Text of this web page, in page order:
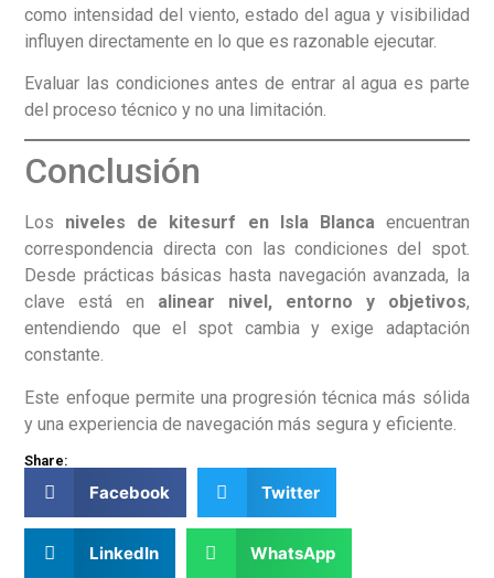
como intensidad del viento, estado del agua y visibilidad
influyen directamente en lo que es razonable ejecutar.
Evaluar las condiciones antes de entrar al agua es parte
del proceso técnico y no una limitación.
Conclusión
Los niveles de kitesurf en Isla Blancaencuentran
correspondencia directa con las condiciones del spot.
Desde prácticas básicas hasta navegación avanzada, la
clave está en alinear nivel, entorno y objetivos,
entendiendo que el spot cambia y exige adaptación
constante.
Este enfoque permite una progresión técnica más sólida
y una experiencia de navegación más segura y eficiente.
Share:
Facebook Twitter
LinkedIn WhatsApp